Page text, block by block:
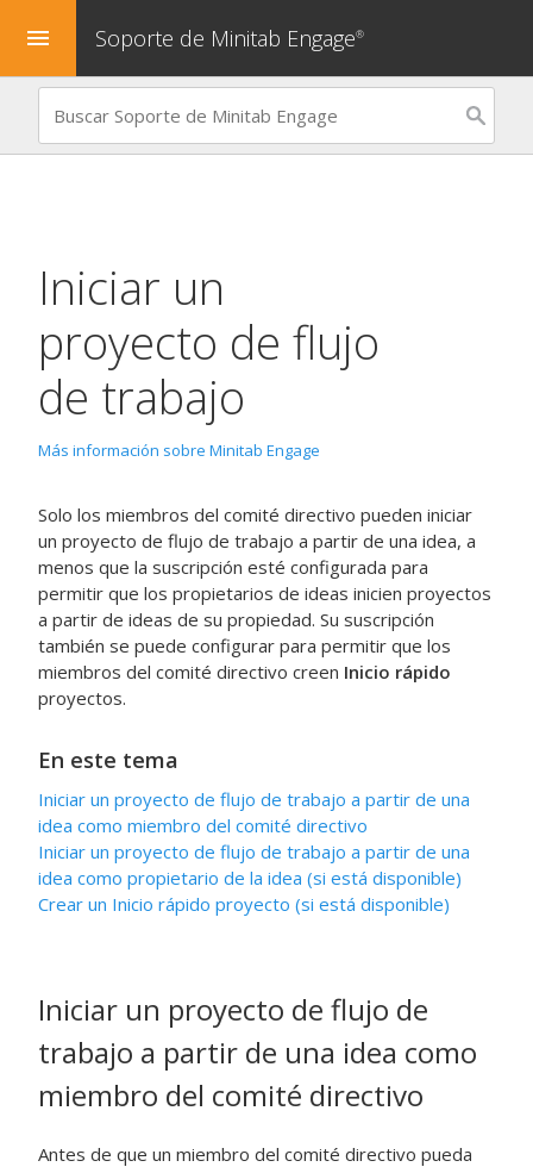
menu Soporte de Minitab Engage®
Iniciar un
proyecto de flujo
de trabajo
Más información sobre Minitab Engage
Solo los miembros del comité directivo pueden iniciar
un proyecto de flujo de trabajo a partir de una idea, a
menos que la suscripción esté configurada para
permitir que los propietarios de ideas inicien proyectos
a partir de ideas de su propiedad. Su suscripción
también se puede configurar para permitir que los
miembros del comité directivo creen Inicio rápido
proyectos.
En este tema
Iniciar un proyecto de flujo de trabajo a partir de una
idea como miembro del comité directivo
Iniciar un proyecto de flujo de trabajo a partir de una
idea como propietario de la idea (si está disponible)
Crear un Inicio rápido proyecto (si está disponible)
Iniciar un proyecto de flujo de
trabajo a partir de una idea como
miembro del comité directivo
Antes de que un miembro del comité directivo pueda